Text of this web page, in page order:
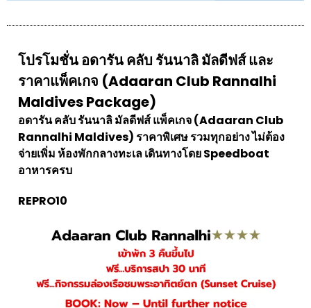
โปรโมชั่น อดารัน คลับ รันนาลิ มัลดีฟส์ และ
ราคาแพ็คเกจ (Adaaran Club Rannalhi
Maldives Package)
อดารัน คลับ รันนาลิ มัลดีฟส์ แพ็คเกจ (Adaaran Club
Rannalhi Maldives) ราคาพิเศษ รวมทุกอย่าง ไม่ต้อง
จ่ายเพิ่ม ห้องพักกลางทะเล เดินทางโดย Speedboat
อาหารครบ
REPRO10